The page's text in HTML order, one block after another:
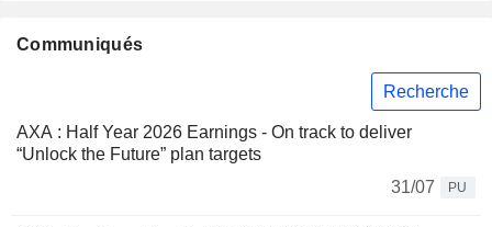
Communiqués
Recherche
AXA : Half Year 2026 Earnings - On track to deliver
“Unlock the Future” plan targets
31/07
PU